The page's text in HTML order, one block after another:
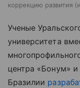
коррекцию развития
Ученые
университета
центра «Бонум»
Бразилии